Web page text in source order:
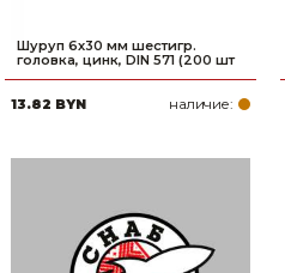
Шуруп 6х30 мм шестигр.
головка, цинк, DIN 571 (200 шт
13.82 BYN наличие: